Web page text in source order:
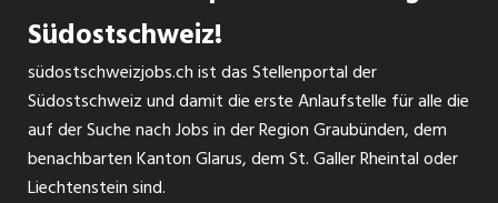
Südostschweiz!
südostschweizjobs.ch ist das Stellenportal der
Südostschweiz und damit die erste Anlaufstelle für alle die
auf der Suche nach Jobs in der Region Graubünden, dem
benachbarten Kanton Glarus, dem St. Galler Rheintal oder
Liechtenstein sind.